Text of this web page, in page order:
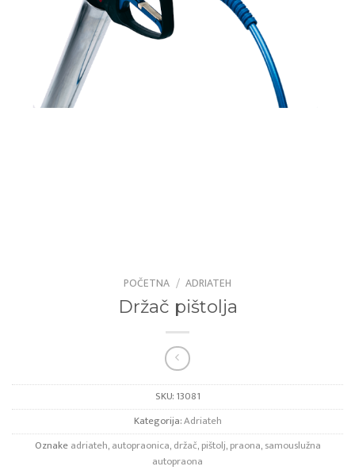
POČETNA / ADRIATEH
Držač pištolja
SKU:13081
Kategorija:Adriateh
Oznakeadriateh,autopraonica,držač,pištolj,praona,samouslužna
autopraona